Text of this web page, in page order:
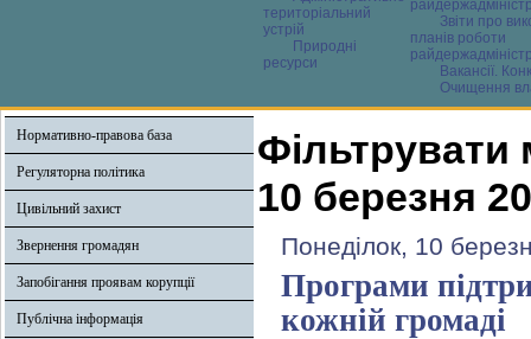
територіальний
устрій
Природні
ресурси
Звіти про
планів роботи
Вакансії.
Очищення
Нормативно-правова база
Регуляторна політика
Цивільний захист
Звернення громадян
Запобігання проявам корупції
Публічна інформація
Фільтрувати
10 березня
Понеділок, 10
Програми
кожній громаді